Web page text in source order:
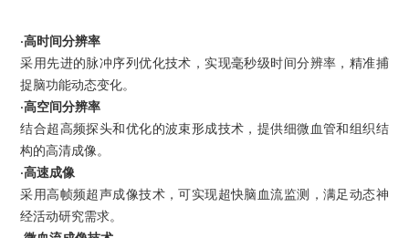
·高时间分辨率
采用先进的脉冲序列优化技术，实现毫秒级时间分辨率，精准捕
捉脑功能动态变化。
·高空间分辨率
结合超高频探头和优化的波束形成技术，提供细微血管和组织结
构的高清成像。
·高速成像
采用高帧频超声成像技术，可实现超快脑血流监测，满足动态神
经活动研究需求。